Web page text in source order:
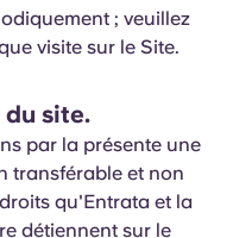
; veuillez
visite sur le Site.
site.
par la présente une
transférable et non
qu'Entrata et la
détiennent sur le